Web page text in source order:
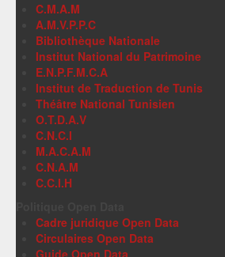
C.M.A.M
A.M.V.P.P.C
Bibliothèque Nationale
Institut National du Patrimoine
E.N.P.F.M.C.A
Institut de Traduction de Tunis
Théâtre National Tunisien
O.T.D.A.V
C.N.C.I
M.A.C.A.M
C.N.A.M
C.C.I.H
Cadre juridique Open Data
Circulaires Open Data
Guide Open Data